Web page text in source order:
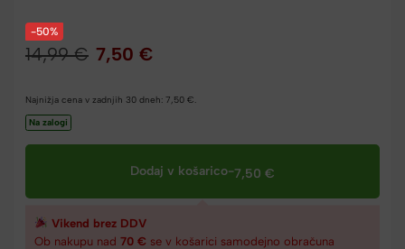
-50%
14,99€ 7,50 €
Najnižja cena v zadnjih 30 dneh: 7,50 €
Na zalogi
Dodaj v košarico-7,50 €
Vikend brez DDV
Ob nakupu nad 70 € se v košarici samodejno obračuna